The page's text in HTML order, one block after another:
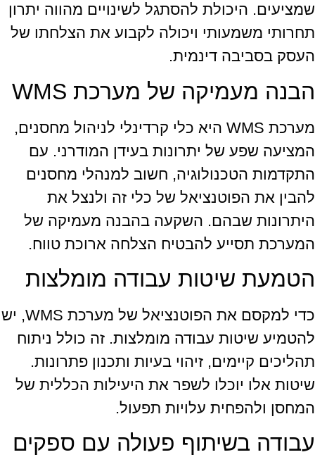
שמציעים. היכולת להסתגל לשינויים מהווה יתרון
תחרותי משמעותי ויכולה לקבוע את הצלחתו של
העסק בסביבה דינמית.
הבנה מעמיקה של מערכת WMS
מערכת WMS היא כלי קרדינלי לניהול מחסנים,
המציעה שפע של יתרונות בעידן המודרני. עם
התקדמות הטכנולוגיה, חשוב למנהלי מחסנים
להבין את הפוטנציאל של כלי זה ולנצל את
היתרונות שבהם. השקעה בהבנה מעמיקה של
המערכת תסייע להבטיח הצלחה ארוכת טווח.
הטמעת שיטות עבודה מומלצות
כדי למקסם את הפוטנציאל של מערכת WMS, יש
להטמיע שיטות עבודה מומלצות. זה כולל ניתוח
תהליכים קיימים, זיהוי בעיות ותכנון פתרונות.
שיטות אלו יוכלו לשפר את היעילות הכללית של
המחסן ולהפחית עלויות תפעול.
עבודה בשיתוף פעולה עם ספקים